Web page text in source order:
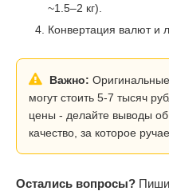
~1.5–2 кг).
Конвертация валют и
Важно:
могут стоить 5-7 тысяч
цены - делайте выводы
качество, за которое
Остались вопросы?